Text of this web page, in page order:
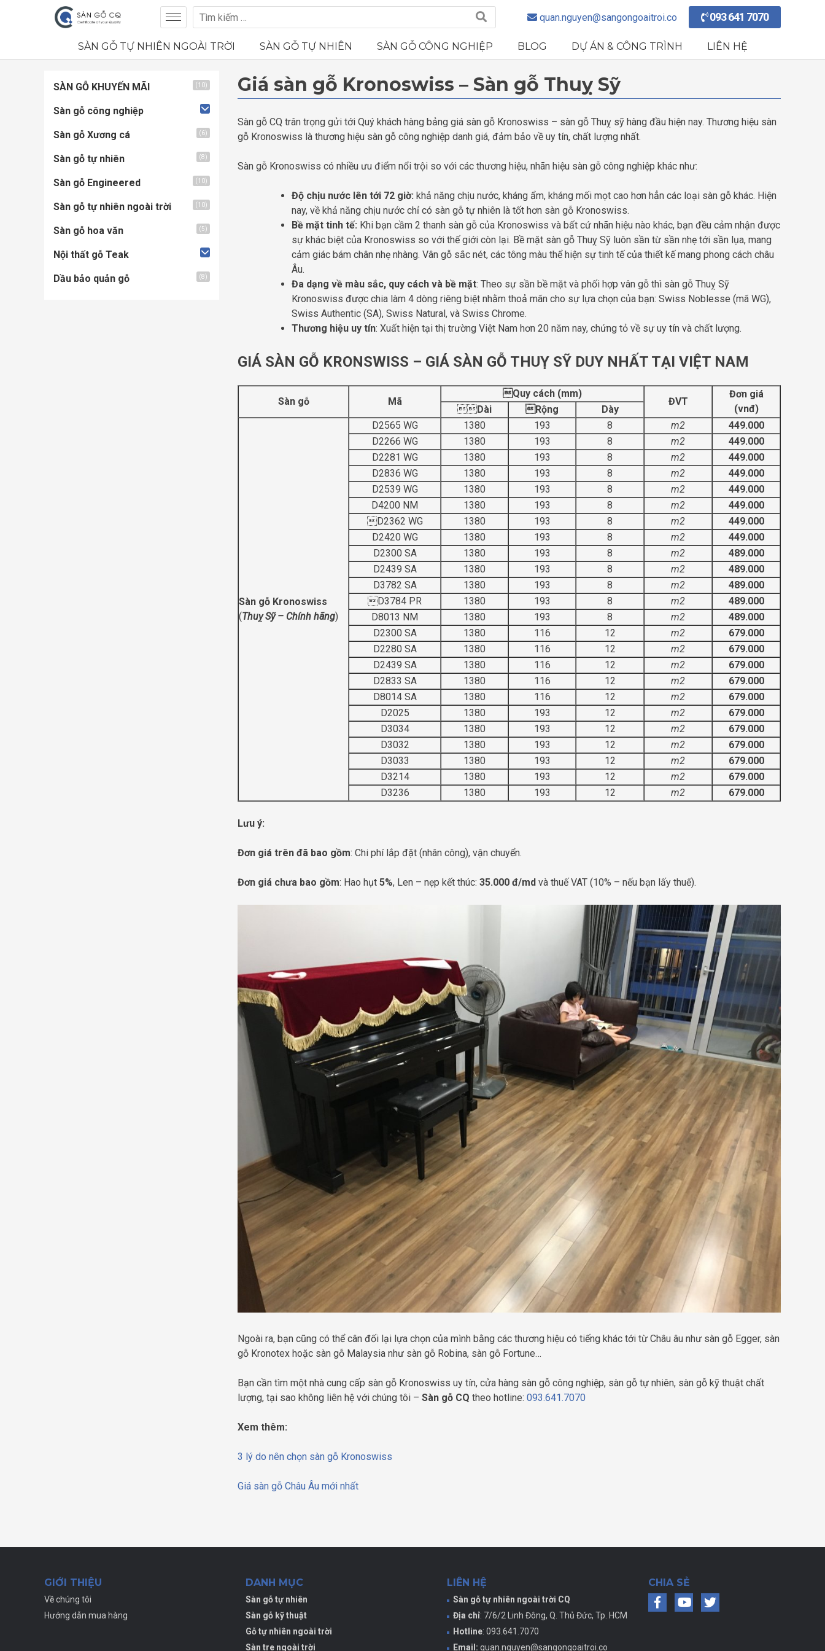
quan.nguyen@sangongoaitroi.co 093 641 7070
SÀN GỖ TỰ NHIÊN NGOÀI TRỜI SÀN GỖ TỰ NHIÊN SÀN GỖ CÔNG NGHIỆP BLOG DỰ ÁN & CÔNG TRÌNH LIÊN HỆ
Giá sàn gỗ Kronoswiss – Sàn gỗ Thuỵ Sỹ
Sàn gỗ CQ trân trọng gửi tới Quý khách hàng bảng giá sàn gỗ Kronoswiss – sàn gỗ Thuỵ sỹ hàng đầu hiện nay. Thương hiệu sàn
gỗ Kronoswiss là thương hiệu sàn gỗ công nghiệp danh giá, đảm bảo về uy tín, chất lượng nhất.
Sàn gỗ Kronoswiss có nhiều ưu điểm nổi trội so với các thương hiệu, nhãn hiệu sàn gỗ công nghiệp khác như:
Độ chịu nước lên tới 72 giờ: khả năng chịu nước, kháng ẩm, kháng mối mọt cao hơn hẳn các loại sàn gỗ khác. Hiện
nay, về khả năng chịu nước chỉ có sàn gỗ tự nhiên là tốt hơn sàn gỗ Kronoswiss.
Bề mặt tinh tế: Khi bạn cầm 2 thanh sàn gỗ của Kronoswiss và bất cứ nhãn hiệu nào khác, bạn đều cảm nhận được
sự khác biệt của Kronoswiss so với thế giới còn lại. Bề mặt sàn gỗ Thuỵ Sỹ luôn sần từ sần nhẹ tới sần lụa, mang
cảm giác bám chân nhẹ nhàng. Vân gỗ sắc nét, các tông màu thể hiện sự tinh tế của thiết kế mang phong cách châu
Âu.
Đa dạng về màu sắc, quy cách và bề mặt: Theo sự sần bề mặt và phối hợp vân gỗ thì sàn gỗ Thuỵ Sỹ
Kronoswiss được chia làm 4 dòng riêng biệt nhằm thoả mãn cho sự lựa chọn của bạn: Swiss Noblesse (mã WG),
Swiss Authentic (SA), Swiss Natural, và Swiss Chrome.
Thương hiệu uy tín: Xuất hiện tại thị trường Việt Nam hơn 20 năm nay, chứng tỏ về sự uy tín và chất lượng.
GIÁ SÀN GỖ KRONSWISS – GIÁ SÀN GỖ THUỴ SỸ DUY NHẤT TẠI VIỆT NAM
Sàn gỗ Mã
Quy cách (mm)
ĐVT
Đơn giá
(vnđ)
Dài Rộng Dày
Sàn gỗ Kronoswiss
(Thuỵ Sỹ – Chính hãng)
D2565 WG 1380 193 8 m2
449.000
D2266 WG
1380 193 8 m2
449.000
D2281 WG
1380 193 8 m2
449.000
D2836 WG
1380 193 8 m2
449.000
D2539 WG
1380 193 8 m2
449.000
D4200 NM
1380 193 8 m2
449.000
D2362 WG
1380 193 8 m2
449.000
D2420 WG
1380 193 8 m2
449.000
D2300 SA
1380 193 8 m2
489.000
D2439 SA
1380 193 8 m2
489.000
D3782 SA
1380 193 8 m2
489.000
D3784 PR
1380 193 8 m2
489.000
D8013 NM
1380 193 8 m2
489.000
D2300 SA
1380 116 12 m2
679.000
D2280 SA
1380 116 12 m2
679.000
D2439 SA
1380 116 12 m2
679.000
D2833 SA
1380 116 12 m2
679.000
D8014 SA
1380 116 12 m2
679.000
D2025
1380 193 12 m2
679.000
D3034
1380 193 12 m2
679.000
D3032
1380 193 12 m2
679.000
D3033
1380 193 12 m2
679.000
D3214
1380 193 12 m2
679.000
D3236
1380 193 12 m2 679.000
Lưu ý:
Đơn giá trên đã bao gồm: Chi phí lắp đặt (nhân công), vận chuyển.
Đơn giá chưa bao gồm: Hao hụt 5%, Len – nẹp kết thúc: 35.000 đ/md và thuế VAT (10% – nếu bạn lấy thuế).
Ngoài ra, bạn cũng có thể cân đối lại lựa chọn của mình bằng các thương hiệu có tiếng khác tới từ Châu âu như sàn gỗ Egger, sàn
gỗ Kronotex hoặc sàn gỗ Malaysia như sàn gỗ Robina, sàn gỗ Fortune…
Bạn cần tìm một nhà cung cấp sàn gỗ Kronoswiss uy tín, cửa hàng sàn gỗ công nghiệp, sàn gỗ tự nhiên, sàn gỗ kỹ thuật chất
lượng, tại sao không liên hệ với chúng tôi – Sàn gỗ CQ theo hotline: 093.641.7070
Xem thêm:
3 lý do nên chọn sàn gỗ Kronoswiss
Giá sàn gỗ Châu Âu mới nhất
SÀN GỖ KHUYẾN MÃI (10)
Sàn gỗ công nghiệp
Sàn gỗ Xương cá (6)
Sàn gỗ tự nhiên (8)
Sàn gỗ Engineered (10)
Sàn gỗ tự nhiên ngoài trời (10)
Sàn gỗ hoa văn (5)
Nội thất gỗ Teak
Dầu bảo quản gỗ (8)
GIỚI THIỆU
Về chúng tôi
Hướng dẫn mua hàng
DANH MỤC
Sàn gỗ tự nhiên
Sàn gỗ kỹ thuật
Gỗ tự nhiên ngoài trời
Sàn tre ngoài trời
LIÊN HỆ
Sàn gỗ tự nhiên ngoài trời CQ
Địa chỉ: 7/6/2 Linh Đông, Q. Thủ Đức, Tp. HCM
Hotline: 093.641.7070
Email: quan.nguyen@sangongoaitroi.co
CHIA SẺ